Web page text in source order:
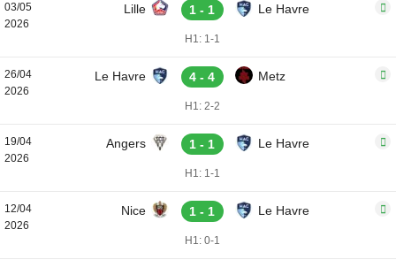
03/05
2026
Lille 1 - 1 Le Havre
H1: 1-1
26/04
2026
Le Havre 4 - 4 Metz
H1: 2-2
19/04
2026
Angers 1 - 1 Le Havre
H1: 1-1
12/04
2026
Nice 1 - 1 Le Havre
H1: 0-1